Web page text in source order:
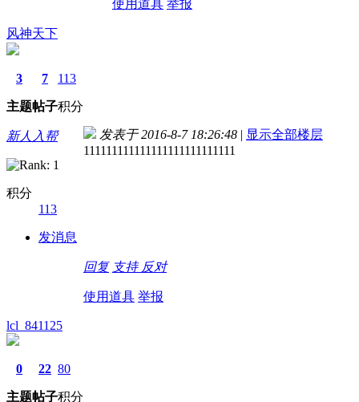
使用道具 举报
风神天下
3
主题
7
帖子
113
积分
新人入帮
积分
113
发消息
发表于 2016-8-7 18:26:48 | 显示全部楼层
111111111111111111111111111
回复 支持 反对
使用道具 举报
lcl_841125
0
主题
22
帖子
80
积分